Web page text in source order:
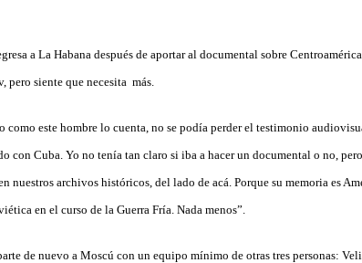
a La Habana después de aportar al documental sobre
pero siente que necesita más.
como este hombre lo cuenta, no se podía perder el testimonio
con Cuba. Yo no tenía tan claro si iba a hacer un documental o no,
nuestros archivos históricos, del lado de acá. Porque su memoria es
en el curso de la Guerra Fría. Nada menos”.
de nuevo a Moscú con un equipo mínimo de otras tres personas: